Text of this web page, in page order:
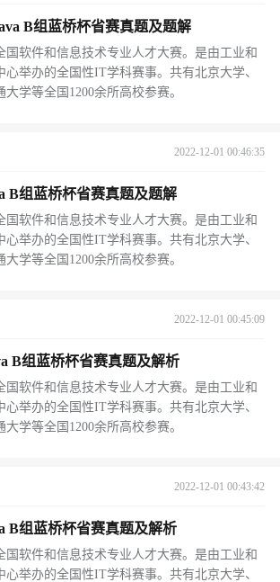
B组蓝桥杯省赛真题及题解
国软件和信息技术专业人才大赛。是由工业和
心举办的全国性IT学科赛事。共有北京大学、
学等全国1200余所高校参赛。
2022-12-01 00:46:35
B组蓝桥杯省赛真题及题解
国软件和信息技术专业人才大赛。是由工业和
心举办的全国性IT学科赛事。共有北京大学、
学等全国1200余所高校参赛。
2022-12-01 00:45:09
B组蓝桥杯省赛真题及解析
国软件和信息技术专业人才大赛。是由工业和
心举办的全国性IT学科赛事。共有北京大学、
学等全国1200余所高校参赛。
2022-12-01 00:43:42
B组蓝桥杯省赛真题及解析
国软件和信息技术专业人才大赛。是由工业和
心举办的全国性IT学科赛事。共有北京大学、